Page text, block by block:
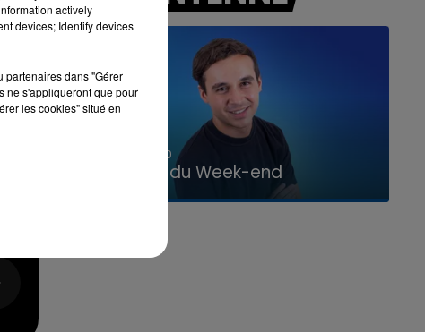
La Team du Week-end
actively
devices; Identify devices
partenaires dans "Gérer
ne s'appliqueront que pour
les cookies" situé en